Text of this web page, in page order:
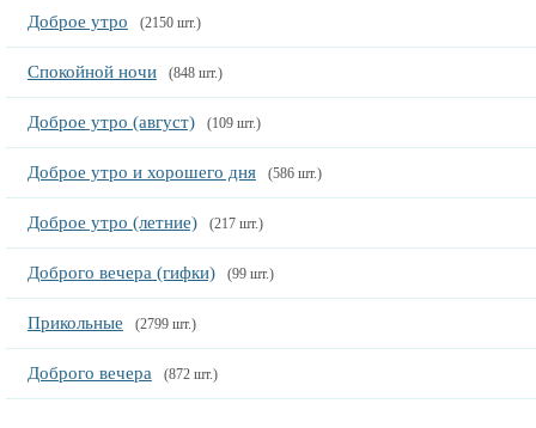
Доброе утро (2150 шт.)
Спокойной ночи (848 шт.)
Доброе утро (август) (109 шт.)
Доброе утро и хорошего дня (586 шт.)
Доброе утро (летние) (217 шт.)
Доброго вечера (гифки) (99 шт.)
Прикольные (2799 шт.)
Доброго вечера (872 шт.)